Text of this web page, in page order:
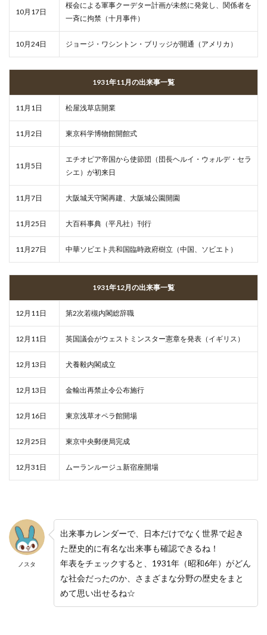
10月17日
桜会による軍事クーデター計画が未然に発覚し、関係者を
一斉に拘禁（十月事件）
10月24日 ジョージ・ワシントン・ブリッジが開通（アメリカ）
1931年11月の出来事一覧
11月1日 松屋浅草店開業
11月2日 東京科学博物館開館式
11月5日
エチオピア帝国から使節団（団長ヘルイ・ウォルデ・セラ
シエ）が初来日
11月7日 大阪城天守閣再建、大阪城公園開園
11月25日 大百科事典（平凡社）刊行
11月27日 中華ソビエト共和国臨時政府樹立（中国、ソビエト）
1931年12月の出来事一覧
12月11日 第2次若槻内閣総辞職
12月11日 英国議会がウェストミンスター憲章を発表（イギリス）
12月13日 犬養毅内閣成立
12月13日 金輸出再禁止令公布施行
12月16日 東京浅草オペラ館開場
12月25日 東京中央郵便局完成
12月31日 ムーランルージュ新宿座開場
ノスタ
出来事カレンダーで、日本だけでなく世界で起き
た歴史的に有名な出来事も確認できるね！
年表をチェックすると、1931年（昭和6年）がどん
な社会だったのか、さまざまな分野の歴史をまと
めて思い出せるね☆